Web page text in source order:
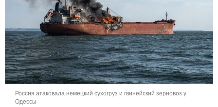
Россия атаковала немецкий сухогруз и гвинейский зерновоз у
Одессы